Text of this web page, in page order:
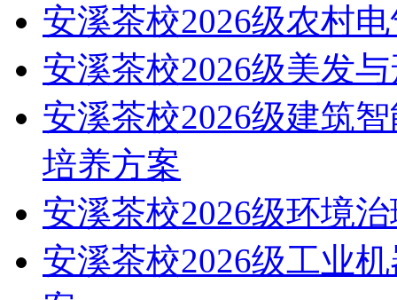
安溪茶校2026级农村
安溪茶校2026级美发
安溪茶校2026级建筑
培养方案
安溪茶校2026级环境
安溪茶校2026级工业